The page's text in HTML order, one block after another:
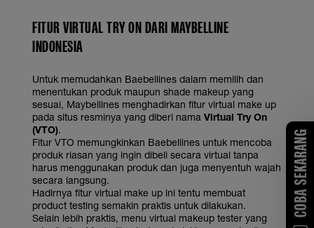
FITUR VIRTUAL TRY ON DARI MAYBELLINE
INDONESIA
Untuk memudahkan Baebellines dalam memilih dan
menentukan produk maupun shade makeup yang
sesuai, Maybellines menghadirkan fitur virtual make up
pada situs resminya yang diberi nama Virtual Try On
(VTO).
Fitur VTO memungkinkan Baebellines untuk mencoba
produk riasan yang ingin dibeli secara virtual tanpa
harus menggunakan produk dan juga menyentuh wajah
secara langsung.
Hadirnya fitur virtual make up ini tentu membuat
product testing semakin praktis untuk dilakukan.
Selain lebih praktis, menu virtual makeup tester yang
COBA SEKARANG